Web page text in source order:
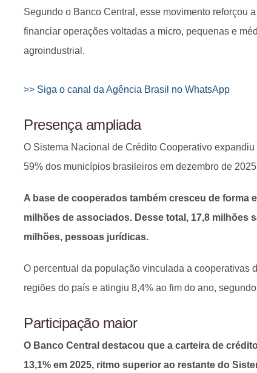
Segundo o Banco Central, esse movimento reforçou
financiar operações voltadas a micro, pequenas e
agroindustrial.
>> Siga o canal da Agência Brasil no WhatsApp
Presença ampliada
O Sistema Nacional de Crédito Cooperativo
59% dos municípios brasileiros em dezembro de
A base de cooperados também cresceu de forma
milhões de associados. Desse total, 17,8 milhões
milhões, pessoas jurídicas.
O percentual da população vinculada a cooperativas
regiões do país e atingiu 8,4% ao fim do ano,
Participação maior
O Banco Central destacou que a carteira de
13,1% em 2025, ritmo superior ao restante do